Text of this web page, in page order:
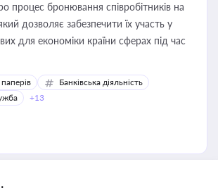
процес бронювання співробітників на
дозволяє забезпечити їх участь у
для економіки країни сферах під час
Банківська діяльність
+13